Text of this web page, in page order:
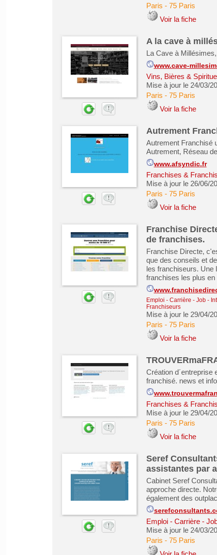
Paris - 75 Paris
Voir la fiche
A la cave à
La Cave à
www.cave-
Vins, Bières &
Mise à jour le 24/03/
Paris - 75 Paris
Voir la fiche
Autrement
Autrement Franchisé
Autrement, Réseau
www.afsyndic.fr
Franchises &
Mise à jour le 26/06/
Paris - 75 Paris
Voir la fiche
Franchise
de franchises.
Franchise Directe,
que des conseils et
les franchiseurs. Une
franchises les plus
Emploi - Carrière - Job -
Franchiseurs
Mise à jour le 29/04/
Paris - 75 Paris
Voir la fiche
Création d´entreprise
franchisé. news et
Franchises &
Mise à jour le 29/04/
Paris - 75 Paris
Voir la fiche
Seref
assistantes par
Cabinet Seref
approche directe.
également des
Emploi - Carrière -
Mise à jour le 24/03/
Paris - 75 Paris